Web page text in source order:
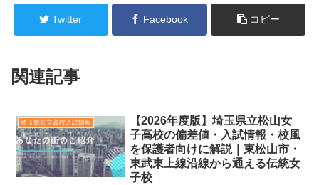
Twitter Facebook コピー
関連記事
埼玉県公立高校入試情報
【2026年度版】埼玉県立松山女
子高校の偏差値・入試情報・校風
を保護者向けに解説｜東松山市・
東武東上線沿線から通える伝統女
子校